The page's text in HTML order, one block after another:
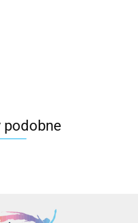
podobne